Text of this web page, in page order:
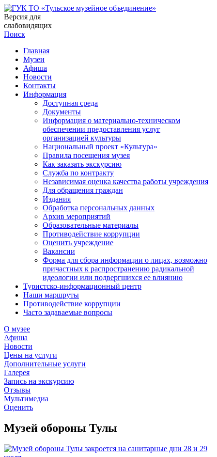
Версия для
слабовидящих
Поиск
Главная
Музеи
Афиша
Новости
Контакты
Информация
Доступная среда
Документы
Информация о материально-техническом
обеспечении предоставления услуг
организацией культуры
Национальный проект «Культура»
Правила посещения музея
Как заказать экскурсию
Служба по контракту
Независимая оценка качества работы учреждения
Для обращения граждан
Издания
Обработка персональных данных
Архив мероприятий
Образовательные материалы
Противодействие коррупции
Оценить учреждение
Вакансии
Форма для сбора информации о лицах, возможно
причастных к распространению радикальной
идеологии или подвергшихся ее влиянию
Туристско-информационный центр
Наши маршруты
Противодействие коррупции
Часто задаваемые вопросы
О музее
Афиша
Новости
Цены на услуги
Дополнительные услуги
Галерея
Запись на экскурсию
Отзывы
Мультимедиа
Оценить
Музей обороны Тулы